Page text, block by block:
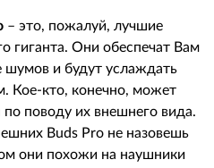
– это, пожалуй, лучшие
гиганта. Они обеспечат Вам
шумов и будут услаждать
Кое-кто, конечно, может
поводу их внешнего вида.
Buds Pro не назовешь
они похожи на наушники